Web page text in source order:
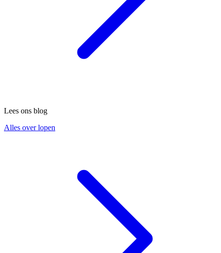
Lees ons blog
Alles over lopen